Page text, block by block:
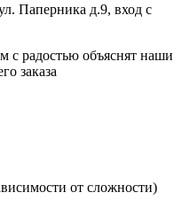
Паперника д.9, вход с
с радостью объяснят наши
заказа
от сложности)